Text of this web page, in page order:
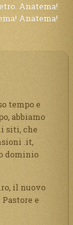
Anatema!
Anatema!
tempo e
abbiamo
siti, che
.it,
dominio
il nuovo
e